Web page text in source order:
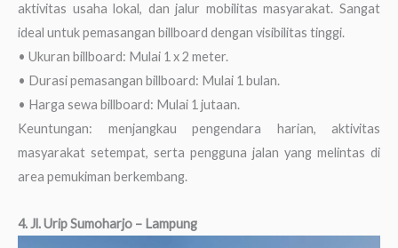
aktivitas usaha lokal, dan jalur mobilitas masyarakat. Sangat
ideal untuk pemasangan billboard dengan visibilitas tinggi.
• Ukuran billboard: Mulai 1 x 2 meter.
• Durasi pemasangan billboard: Mulai 1 bulan.
• Harga sewa billboard: Mulai 1 jutaan.
Keuntungan: menjangkau pengendara harian, aktivitas
masyarakat setempat, serta pengguna jalan yang melintas di
area pemukiman berkembang.
4. Jl. Urip Sumoharjo – Lampung